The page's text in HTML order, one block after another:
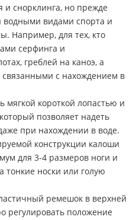
и снорклинга, но прежде
водными видами спорта и
Например, для тех, кто
серфинга и
греблей на каноэ, а
с нахождением в
мягкой короткой лопастью и
позволяет надеть
при нахождении в воде.
конструкции калоши
для 3-4 размеров ноги и
тонкие носки или голую
ремешок в верхней
регулировать положение